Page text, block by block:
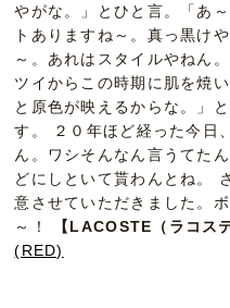
やがな。」とひと言。「あ
トありますね～。真っ黒け
～。あれはスタイルやねん
ツイからこの時期に肌を焼
と原色が映えるからな。」
す。 ２０年ほど経った今日
ん。ワシそんなん言うてた
どにしといて貰わんとね。
意させていただきました。
～！
【LACOSTE（ラコス
(RED)